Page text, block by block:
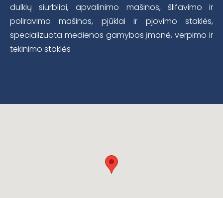
dulkių siurbliai, apvalinimo mašinos, šlifavimo ir
poliravimo mašinos, pjūklai ir pjovimo staklės,
specializuota medienos gamybos įmonė, verpimo ir
tekinimo staklės